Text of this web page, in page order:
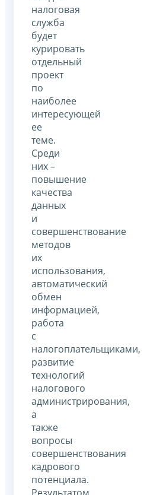
налоговая
служба
будет
курировать
отдельный
проект
по
наиболее
интересующей
ее
теме.
Среди
них –
повышение
качества
данных
и
совершенствование
методов
их
использования,
автоматический
обмен
информацией,
работа
с
налогоплательщиками,
развитие
технологий
налогового
администрирования,
а
также
вопросы
совершенствования
кадрового
потенциала.
Результатом